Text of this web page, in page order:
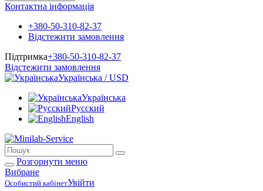
Контактна інформація
+380-50-310-82-37
Відстежити замовлення
Підтримка+380-50-310-82-37
Відстежити замовлення
Українська / USD
Українська
Русский
English
Розгорнути меню
Вибране
Особистий кабінетУвійти